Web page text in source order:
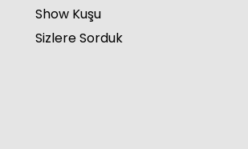
Show Kuşu
Sizlere Sorduk